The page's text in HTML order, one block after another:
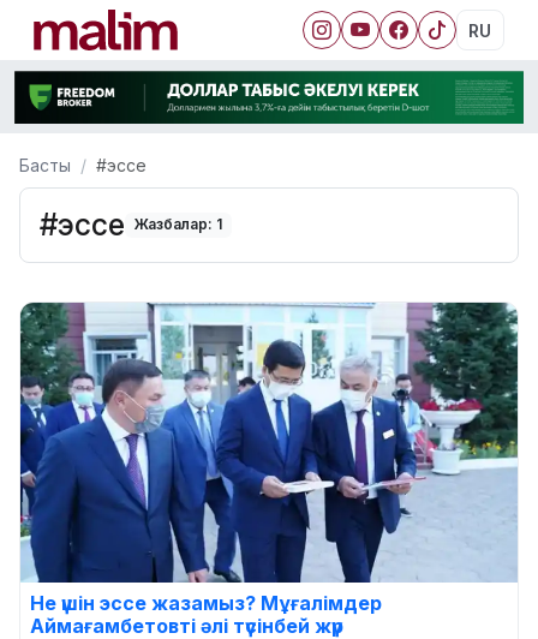
RU
Басты #эссе
#эссе Жазбалар: 1
Не үшін эссе жазамыз? Мұғалімдер
Аймағамбетовті әлі түсінбей жүр